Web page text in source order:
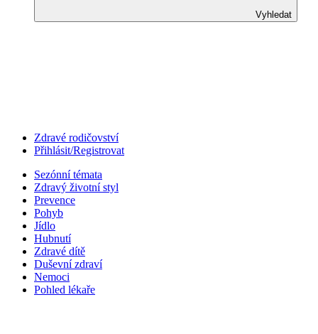
Vyhledat
Zdravé rodičovství
Přihlásit/Registrovat
Sezónní témata
Zdravý životní styl
Prevence
Pohyb
Jídlo
Hubnutí
Zdravé dítě
Duševní zdraví
Nemoci
Pohled lékaře